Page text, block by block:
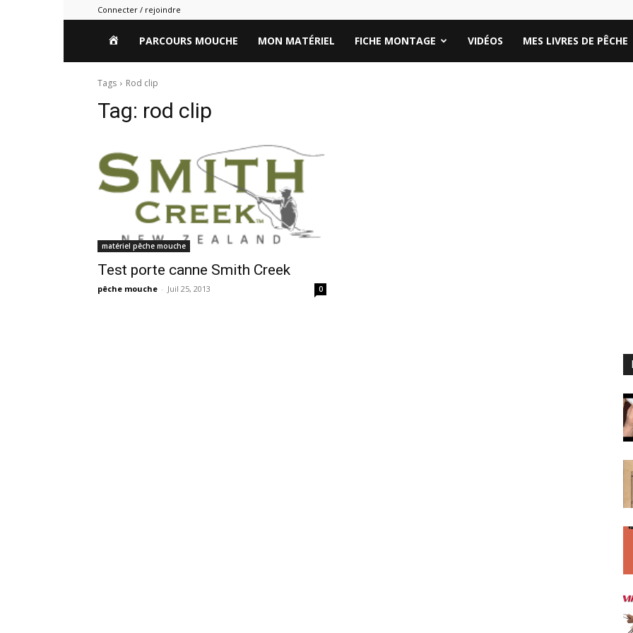
Connecter / rejoindre
HOMEPARCOURS MOUCHE MON MATÉRIEL FICHE MONTAGE VIDÉOS MES LIVRES DE PÊCHE
Tags Rod clip
Tag: rod clip
matériel pêche mouche
Test porte canne Smith Creek
pêche mouche - Juil 25, 2013 0